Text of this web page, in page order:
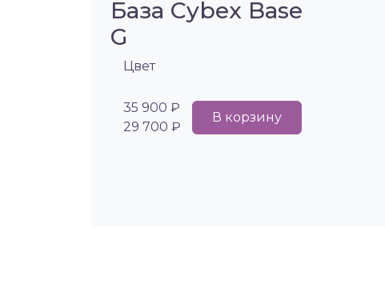
База Cybex Base
G
Цвет
35 900 ₽
29 700 ₽
В корзину